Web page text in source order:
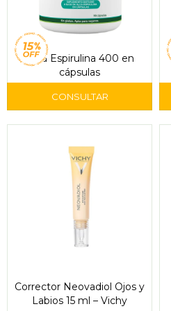
Alga Espirulina 400 en
cápsulas
Corrector Neovadiol Ojos y
Labios 15 ml – Vichy